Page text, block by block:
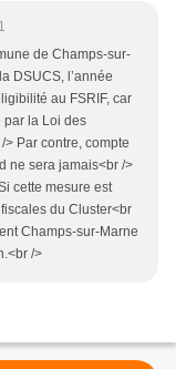
de Champs-sur-
DSUCS, l’année
au FSRIF, car
par la Loi des
> Par contre, compte
ne sera jamais<br />
cette mesure est
du Cluster<br
Champs-sur-Marne
/>